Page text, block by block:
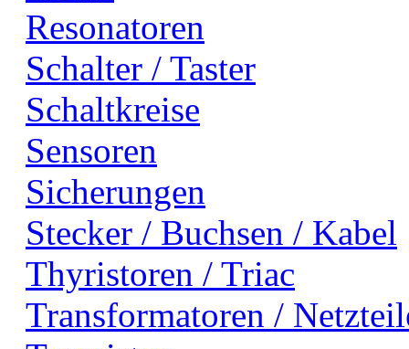
Resonatoren
Schalter / Taster
Schaltkreise
Sensoren
Sicherungen
Stecker / Buchsen / Kabel
Thyristoren / Triac
Transformatoren /